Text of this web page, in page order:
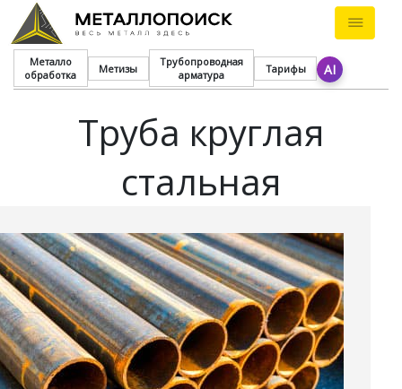
Металло
обработка
Метизы
Трубопроводная
арматура
Тарифы AI
Труба круглая
стальная